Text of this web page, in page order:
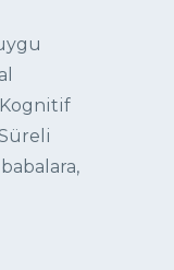
Kognitif